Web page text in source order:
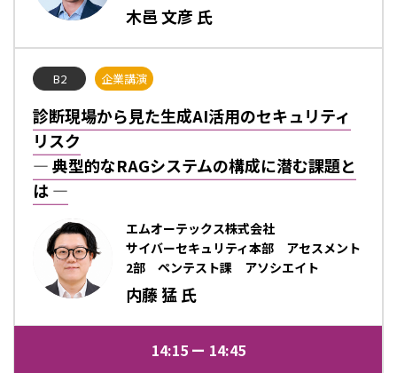
木邑 文彦 氏
B2 企業講演
診断現場から見た生成AI活用のセキュリティ
リスク
― 典型的なRAGシステムの構成に潜む課題と
は ―
エムオーテックス株式会社
サイバーセキュリティ本部 アセスメント
2部 ペンテスト課 アソシエイト
内藤 猛 氏
14:15 14:45